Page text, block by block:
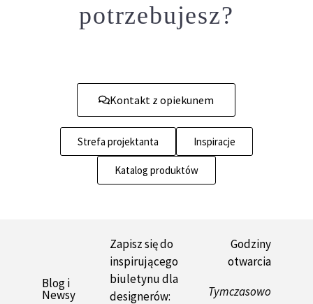
potrzebujesz?
Kontakt z opiekunem
Strefa projektanta Inspiracje
Katalog produktów
Blog i
Newsy
Zapisz się do
inspirującego
biuletynu dla
designerów:
Godziny
otwarcia
Tymczasowo